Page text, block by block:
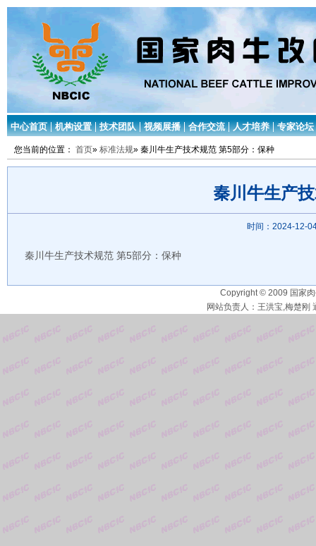
中心首页 机构设置 技术团队 视频展播 合作交流 人才培养 专家论坛
您当前的位置： 首页» 标准法规» 秦川牛生产技术规范 第5部分：保种
秦川牛生产
时间：2024-12-
秦川牛生产技术规范 第5部分：保种
Copyright © 2009 国家
网站负责人：王洪宝,梅楚刚